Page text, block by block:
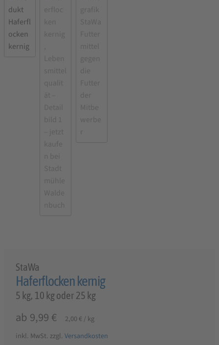
StaWa
Haferflocken kernig
5 kg, 10 kg oder 25 kg
ab 9,99 € 2,00 €/kg
inkl. MwSt. zzgl. Versandkosten